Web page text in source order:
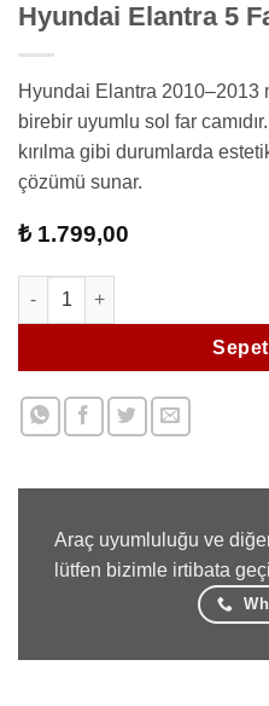
Hyundai Elantra 5
Hyundai Elantra 2010–2013
birebir uyumlu sol far
kırılma gibi durumlarda
çözümü sunar.
₺1.799,00
Hyundai Elantra 5 Far Camı
Araç uyumluluğu ve
lütfen bizimle irtibata